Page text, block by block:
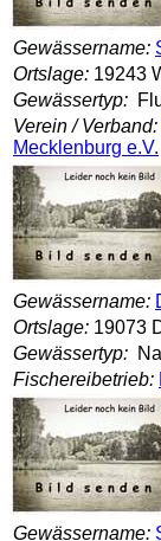
Gewässername:
Ortslage: 19243
Gewässertyp:
Verein / Verband:
Mecklenburg e.V.
Gewässername:
Ortslage: 19073
Gewässertyp:
Fischereibetrieb:
Gewässername: